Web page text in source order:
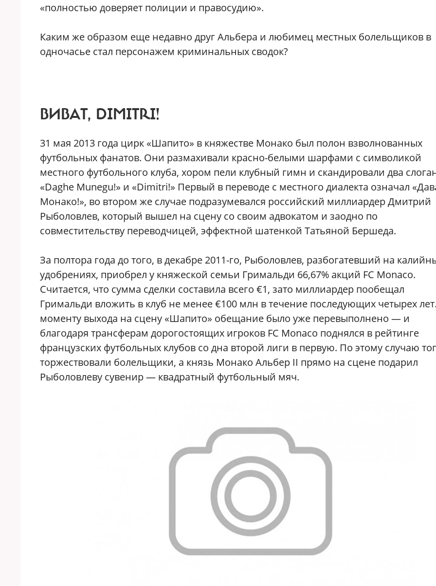
«полностью доверяет полиции и правосудию».
Каким же образом еще недавно друг Альбера и любимец местных болельщиков в
одночасье стал персонажем криминальных сводок?
ВИВАТ, DIMITRI!
31 мая 2013 года цирк «Шапито» в княжестве Монако был полон взволнованных
футбольных фанатов. Они размахивали красно-белыми шарфами с символикой
местного футбольного клуба, хором пели клубный гимн и скандировали два
«Daghe Munegu!» и «Dimitri!» Первый в переводе с местного диалекта означал
Монако!», во втором же случае подразумевался российский миллиардер Дмитрий
Рыболовлев, который вышел на сцену со своим адвокатом и заодно по
совместительству переводчицей, эффектной шатенкой Татьяной Бершеда.
За полтора года до того, в декабре 2011-го, Рыболовлев, разбогатевший на
удобрениях, приобрел у княжеской семьи Гримальди 66,67% акций FC Monaco.
Считается, что сумма сделки составила всего €1, зато миллиардер пообещал
Гримальди вложить в клуб не менее €100 млн в течение последующих четырех
моменту выхода на сцену «Шапито» обещание было уже перевыполнено — и
благодаря трансферам дорогостоящих игроков FC Monaco поднялся в рейтинге
французских футбольных клубов со дна второй лиги в первую. По этому случаю
торжествовали болельщики, а князь Монако Альбер II прямо на сцене подарил
Рыболовлеву сувенир — квадратный футбольный мяч.